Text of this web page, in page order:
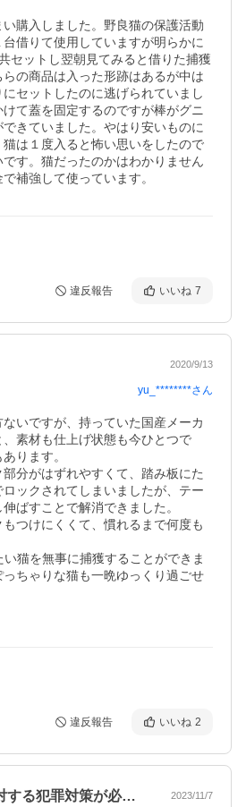
購入しました。野良猫の保護活動
借りて使用していますが明らかに
セットし翌朝見てみると借りた捕獲
の商品は入った形跡はあるが中は
セットしたのに逃げられていまし
て蓋を固定するのですが棒がグニ
きていました。やはり安いものに
は１度入ると怖い思いをしたので
す。猫だったのかはわかりません
補強して使っています。
違反報告 いいね 7
2020/9/13
yu_********さん
いですが、持っていた国産メーカ
素材も仕上げ状態も今ひとつで
ります。
分がはずれやすくて、踏み板にた
ックされてしまいましたが、テー
ばすことで解消できました。
つけにくくて、慣れるまで何度も
猫を無事に捕獲することができま
っちゃりな猫も一晩ゆっくり過ごせ
違反報告 いいね 2
動物愛護法違反に対する犯罪対策が必要です 2023/11/7